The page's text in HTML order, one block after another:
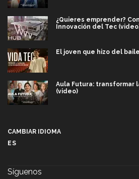
¿Quieres emprender?
Innovación del Tec
El joven que hizo del
Aula Futura: transformar
(video)
CAMBIAR IDIOMA
ES
Síguenos